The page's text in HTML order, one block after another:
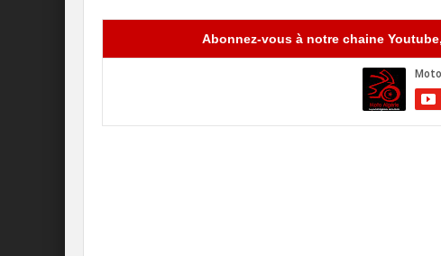
Abonnez-vous à notre chaine